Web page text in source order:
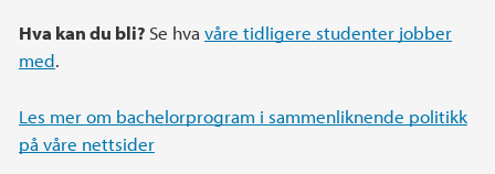
Hva kan du bli? Se hva våre tidligere studenter jobber
med.
Les mer om bachelorprogram i sammenliknende politikk
på våre nettsider